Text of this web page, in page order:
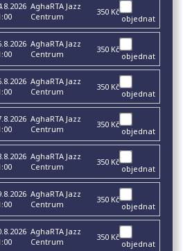
AghaRTA Jazz
Centrum
350 Kč
objednat
AghaRTA Jazz
Centrum
350 Kč
objednat
AghaRTA Jazz
Centrum
350 Kč
objednat
AghaRTA Jazz
Centrum
350 Kč
objednat
AghaRTA Jazz
Centrum
350 Kč
objednat
AghaRTA Jazz
Centrum
350 Kč
objednat
AghaRTA Jazz
Centrum
350 Kč
objednat